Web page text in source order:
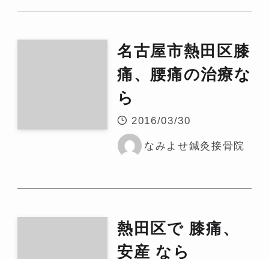
名古屋市熱田区膝
痛、腰痛の治療な
ら
2016/03/30
なみよせ鍼灸接骨院
熱田区で 膝痛、
安産 なら